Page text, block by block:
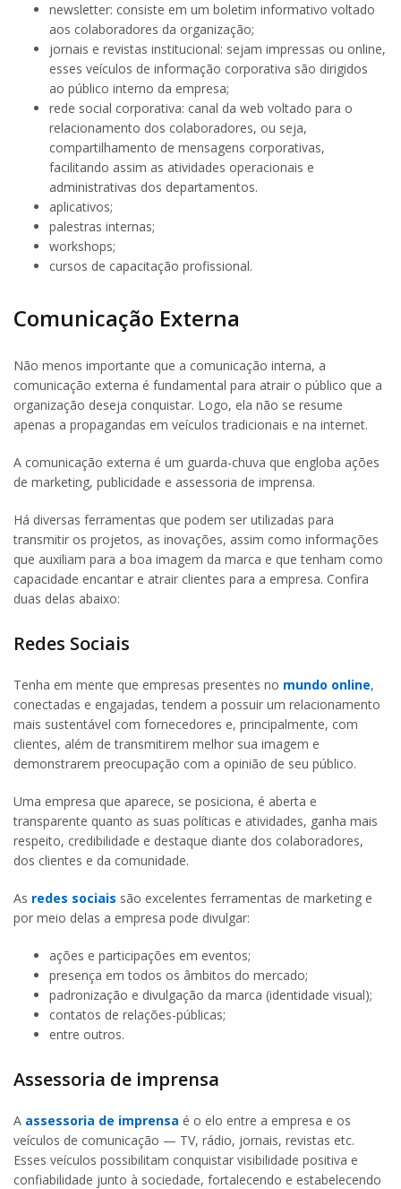
newsletter: consiste em um boletim informativo voltado
aos colaboradores da organização;
jornais e revistas institucional: sejam impressas ou online,
esses veículos de informação corporativa são dirigidos
ao público interno da empresa;
rede social corporativa: canal da web voltado para o
relacionamento dos colaboradores, ou seja,
compartilhamento de mensagens corporativas,
facilitando assim as atividades operacionais e
administrativas dos departamentos.
aplicativos;
palestras internas;
workshops;
cursos de capacitação profissional.
Comunicação Externa
Não menos importante que a comunicação interna, a
comunicação externa é fundamental para atrair o público que a
organização deseja conquistar. Logo, ela não se resume
apenas a propagandas em veículos tradicionais e na internet.
A comunicação externa é um guarda-chuva que engloba ações
de marketing, publicidade e assessoria de imprensa.
Há diversas ferramentas que podem ser utilizadas para
transmitir os projetos, as inovações, assim como informações
que auxiliam para a boa imagem da marca e que tenham como
capacidade encantar e atrair clientes para a empresa. Confira
duas delas abaixo:
Redes Sociais
Tenha em mente que empresas presentes no mundo online,
conectadas e engajadas, tendem a possuir um relacionamento
mais sustentável com fornecedores e, principalmente, com
clientes, além de transmitirem melhor sua imagem e
demonstrarem preocupação com a opinião de seu público.
Uma empresa que aparece, se posiciona, é aberta e
transparente quanto as suas políticas e atividades, ganha mais
respeito, credibilidade e destaque diante dos colaboradores,
dos clientes e da comunidade.
As redes sociais são excelentes ferramentas de marketing e
por meio delas a empresa pode divulgar:
ações e participações em eventos;
presença em todos os âmbitos do mercado;
padronização e divulgação da marca (identidade visual);
contatos de relações-públicas;
entre outros.
Assessoria de imprensa
A assessoria de imprensa é o elo entre a empresa e os
veículos de comunicação — TV, rádio, jornais, revistas etc.
Esses veículos possibilitam conquistar visibilidade positiva e
confiabilidade junto à sociedade, fortalecendo e estabelecendo